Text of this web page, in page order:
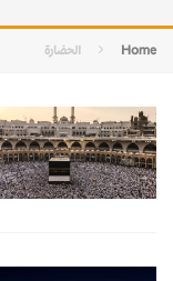
Home الحضارة